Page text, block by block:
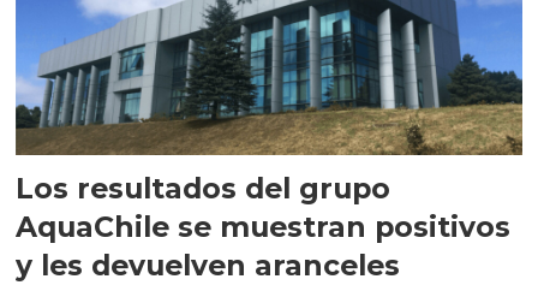
Los resultados del grupo
AquaChile se muestran positivos
y les devuelven aranceles